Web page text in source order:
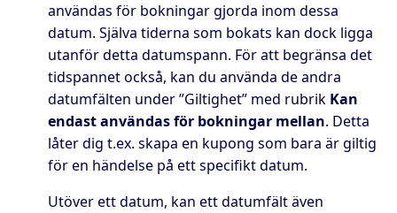
användas för bokningar gjorda inom dessa
datum. Själva tiderna som bokats kan dock ligga
utanför detta datumspann. För att begränsa det
tidspannet också, kan du använda de andra
datumfälten under ”Giltighet” med rubrik Kan
endast användas för bokningar mellan. Detta
låter dig t.ex. skapa en kupong som bara är giltig
för en händelse på ett specifikt datum.
Utöver ett datum, kan ett datumfält även